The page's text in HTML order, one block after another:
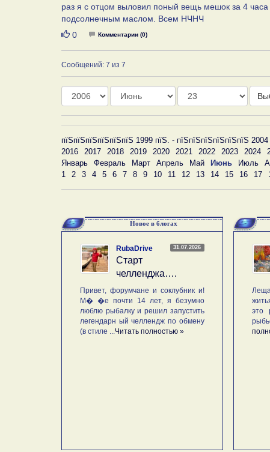
раз я с отцом выловил поный вещь мешок за 4
подсолнечным маслом. Всем НЧНЧ
Нравится
0 Комментарии (0)
Сообщений: 7 из 7
Год Месяц День
пїЅпїЅпїЅпїЅпїЅпїЅ 1999 пїЅ. - пїЅпїЅпїЅпїЅпїЅпїЅ 2004
2016
2017 2018 2019 2020 2021 2022 2023 2024
Январь
Февраль Март Апрель Май Июнь Июль
1
2 3 4 5 6 7 8 9 10 11 12 13 14 15 16 17
Новое в блогах
31.07.2026
RubaDrive
Старт
челленджа….
Привет, форумчане и соклубник и!
М� �е почти 14 лет, я безумно
люблю рыбалку и решил запустить
легендарн ый челлендж по обмену
(в стиле ...Читать полностью »
это